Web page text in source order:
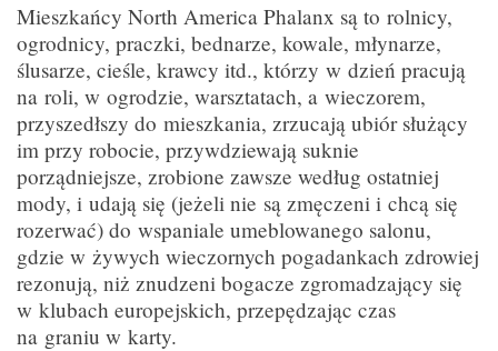
Mieszkańcy North America Phalanx są to rolnicy,
ogrodnicy, praczki, bednarze, kowale, młynarze,
ślusarze, cieśle, krawcy itd., którzy w dzień pracują
na roli, w ogrodzie, warsztatach, a wieczorem,
przyszedłszy do mieszkania, zrzucają ubiór służący
im przy robocie, przywdziewają suknie
porządniejsze, zrobione zawsze według ostatniej
mody, i udają się (jeżeli nie są zmęczeni i chcą się
rozerwać) do wspaniale umeblowanego salonu,
gdzie w żywych wieczornych pogadankach zdrowiej
rezonują, niż znudzeni bogacze zgromadzający się
w klubach europejskich, przepędzając czas
na graniu w karty.